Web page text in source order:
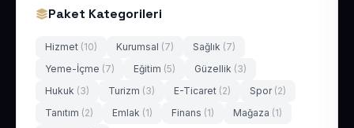
Paket Kategorileri
Hizmet (10) Kurumsal (7) Sağlık (7)
Yeme-İçme (7) Eğitim (5) Güzellik (3)
Hukuk (3) Turizm (3) E-Ticaret (2) Spor (2)
Tanıtım (2) Emlak (1) Finans (1) Mağaza (1)